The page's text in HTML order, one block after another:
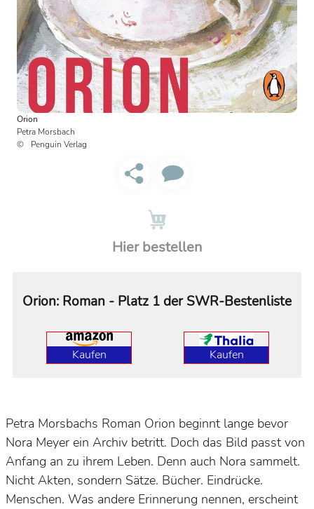
Orion
Petra Morsbach
Penguin Verlag
Hier bestellen
Orion: Roman - Platz 1 der SWR-Bestenliste
Kaufen Kaufen
Petra Morsbachs Roman Orion beginnt lange bevor
Nora Meyer ein Archiv betritt. Doch das Bild passt von
Anfang an zu ihrem Leben. Denn auch Nora sammelt.
Nicht Akten, sondern Sätze. Bücher. Eindrücke.
Menschen. Was andere Erinnerung nennen, erscheint